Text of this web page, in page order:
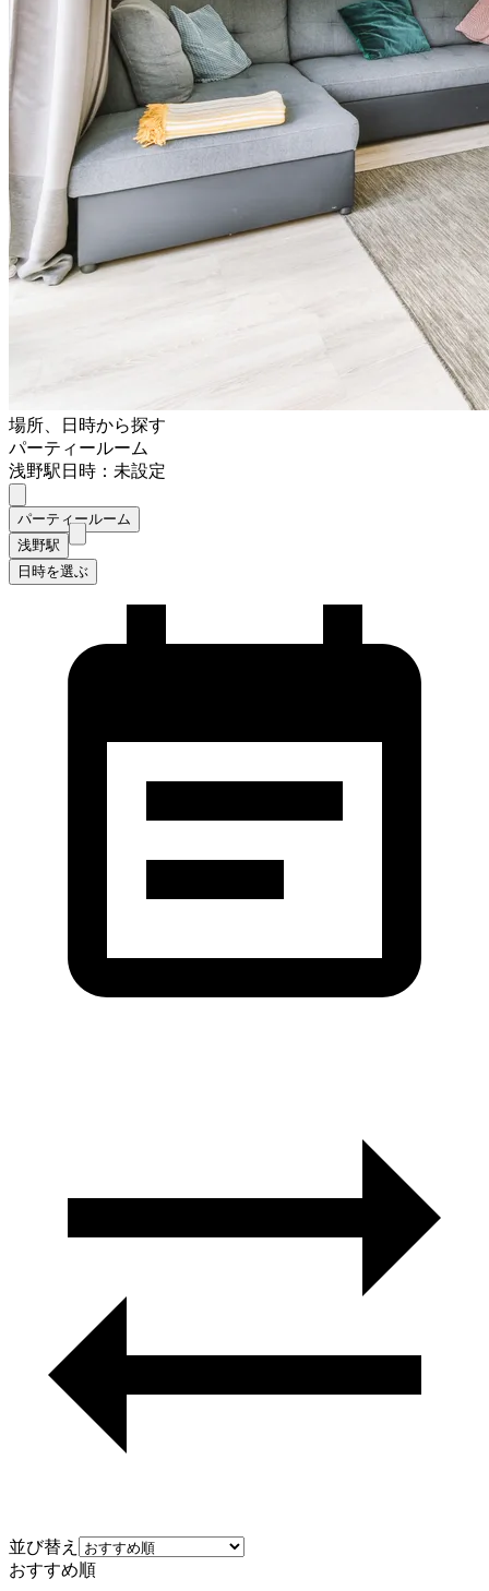
場所、日時から探す
パーティールーム
浅野駅日時：未設定
パーティールーム
浅野駅
日時を選ぶ
並び替え
おすすめ順